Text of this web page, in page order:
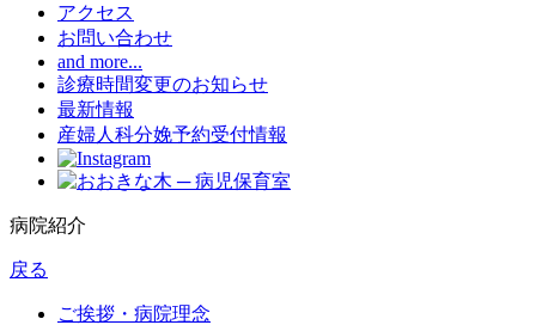
アクセス
お問い合わせ
and more...
診療時間変更のお知らせ
最新情報
産婦人科分娩予約受付情報
病院紹介
戻る
ご挨拶・病院理念